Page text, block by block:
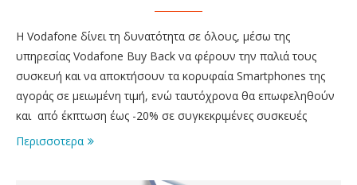
Η Vodafone δίνει τη δυνατότητα σε όλους, μέσω της
υπηρεσίας Vodafone Buy Back να φέρουν την παλιά τους
συσκευή και να αποκτήσουν τα κορυφαία Smartphones της
αγοράς σε μειωμένη τιμή, ενώ ταυτόχρονα θα επωφεληθούν
και από έκπτωση έως -20% σε συγκεκριμένες συσκευές
Περισσοτερα